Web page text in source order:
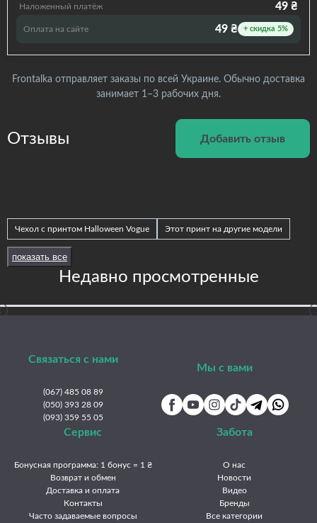
Наложенный платёж 49 ₴
Оплата на сайте 49 ₴ + скидка 5%
Frontalka отправляет заказы по всей Украине. Обычно доставка
занимает 1–3 рабочих дня.
Отзывы Добавить отзыв
Чехол с принтом Halloween Vogue Этот принт на другие модели
Принты Frontalka — Halloween
Nokia G42
Nokia X10 / X20
показать все
Недавно просмотренные
Связаться с нами
(067) 485 08 89
(050) 393 28 09
(093) 359 55 05
Мы с вами
Сервис
Бонусная программа: 1 бонус = 1 ₴
Возврат и обмен
Доставка и оплата
Контакты
Часто задаваемые вопросы
Забота
О нас
Новости
Видео
Бренды
Все категории